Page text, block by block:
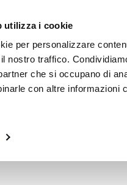
utilizza i cookie
per personalizzare
nostro traffico.
che si occupano di
con altre informazioni
OUTDOOR